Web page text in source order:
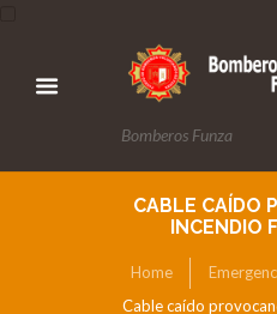
Bomberos Funza
CABLE CAÍDO
INCENDIO
Home
Cable caído